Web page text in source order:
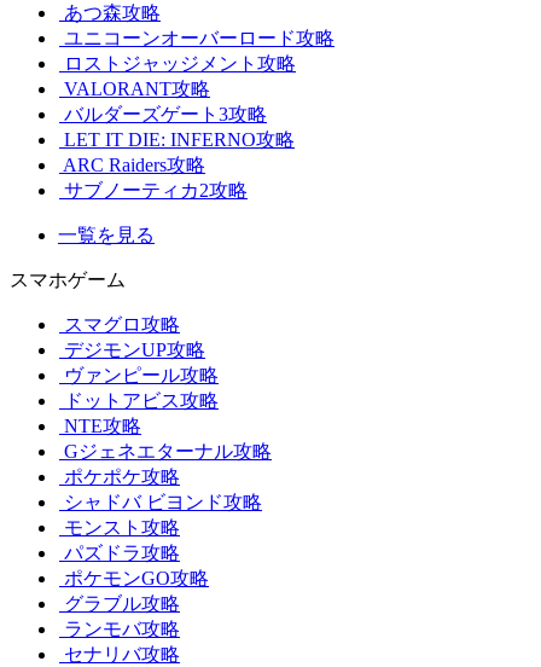
あつ森攻略
ユニコーンオーバーロード攻略
ロストジャッジメント攻略
VALORANT攻略
バルダーズゲート3攻略
LET IT DIE: INFERNO攻略
ARC Raiders攻略
サブノーティカ2攻略
一覧を見る
スマホゲーム
スマグロ攻略
デジモンUP攻略
ヴァンピール攻略
ドットアビス攻略
NTE攻略
Gジェネエターナル攻略
ポケポケ攻略
シャドバ ビヨンド攻略
モンスト攻略
パズドラ攻略
ポケモンGO攻略
グラブル攻略
ランモバ攻略
セナリバ攻略